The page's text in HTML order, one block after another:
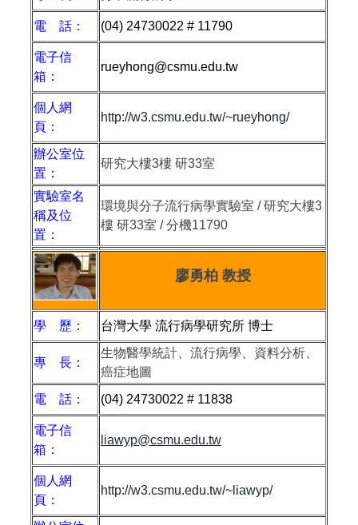
電 話： (04) 24730022 # 11790
電子信
箱：
rueyhong@csmu.edu.tw
個人網
頁：
http://w3.csmu.edu.tw/~rueyhong/
辦公室位
置：
研究大樓3樓 研33室
實驗室名
稱及位
置：
環境與分子流行病學實驗室 / 研究大樓3
樓 研33室 / 分機11790
廖勇柏 教授
學 歷： 台灣大學 流行病學研究所 博士
專 長：
生物醫學統計、流行病學、資料分析、
癌症地圖
電 話：
(04) 24730022 # 11838
電子信
箱：
liawyp@csmu.edu.tw
個人網
頁：
http://w3.csmu.edu.tw/~liawyp/